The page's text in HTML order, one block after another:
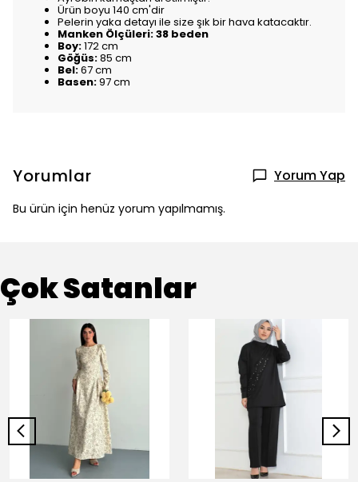
Ürün boyu 140 cm'dir
Pelerin yaka detayı ile size şık bir hava katacaktır.
Manken Ölçüleri: 38 beden
Boy:172 cm
Göğüs:85 cm
Bel:67 cm
Basen:97 cm
Yorumlar Yorum Yap
Bu ürün için henüz yorum yapılmamış.
Çok Satanlar